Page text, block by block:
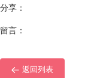
分享：
留言：
返回列表